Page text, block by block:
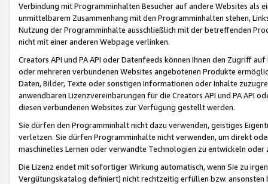
Verbindung mit Programminhalten Besucher auf andere Websites als
unmittelbarem Zusammenhang mit den Programminhalten stehen,
Nutzung der Programminhalte ausschließlich mit der betreffenden
nicht mit einer anderen Webpage verlinken.
Creators API und PA API oder Datenfeeds können Ihnen den Zugriff
oder mehreren verbundenen Websites angebotenen Produkte
Daten, Bilder, Texte oder sonstigen Informationen oder Inhalte
anwendbaren Lizenzvereinbarungen für die Creators API und PA API
diesen verbundenen Websites zur Verfügung gestellt werden.
Sie dürfen den Programminhalt nicht dazu verwenden, geistiges
verletzen. Sie dürfen Programminhalte nicht verwenden, um direkt
maschinelles Lernen oder verwandte Technologien zu entwickeln
Die Lizenz endet mit sofortiger Wirkung automatisch, wenn Sie zu
Vergütungskatalog definiert) nicht rechtzeitig erfüllen bzw. ansonsten